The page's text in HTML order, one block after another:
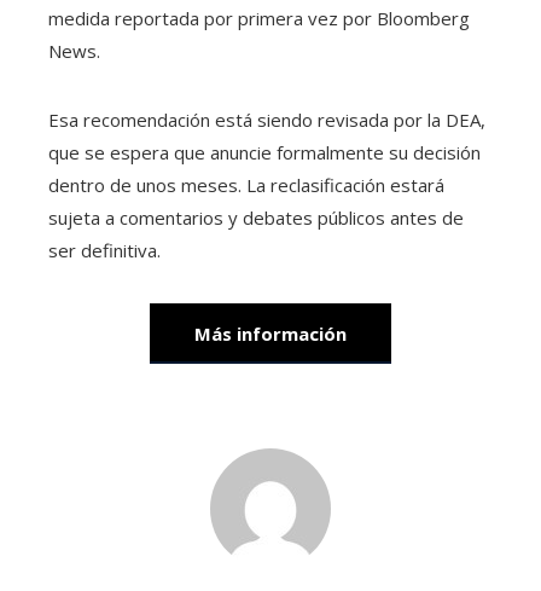
medida reportada por primera vez por Bloomberg
News.
Esa recomendación está siendo revisada por la DEA,
que se espera que anuncie formalmente su decisión
dentro de unos meses. La reclasificación estará
sujeta a comentarios y debates públicos antes de
ser definitiva.
Más información